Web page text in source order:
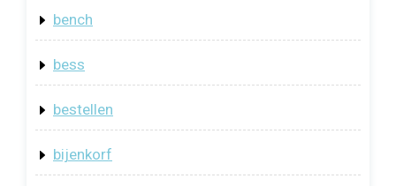
bench
bess
bestellen
bijenkorf